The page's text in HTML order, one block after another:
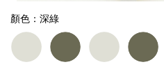
顏色：深綠